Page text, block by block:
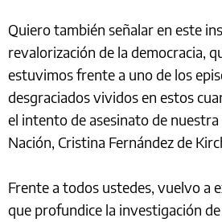
Quiero también señalar en este
revalorización de la democracia,
estuvimos frente a uno de los
desgraciados vividos en estos
el intento de asesinato de
Nación, Cristina Fernández de
Frente a todos ustedes, vuelvo a
que profundice la investigación